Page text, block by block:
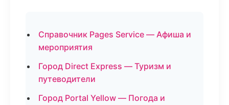
Справочник Pages Service — Афиша и
мероприятия
Город Direct Express — Туризм и
путеводители
Город Portal Yellow — Погода и